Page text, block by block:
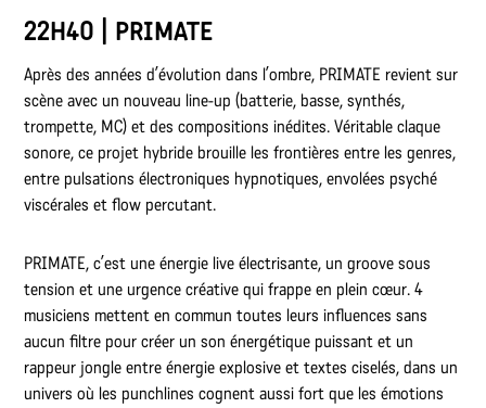
22H40 | PRIMATE
Après des années d’évolution dans l’ombre, PRIMATE revient sur
scène avec un nouveau line-up (batterie, basse, synthés,
trompette, MC) et des compositions inédites. Véritable claque
sonore, ce projet hybride brouille les frontières entre les genres,
entre pulsations électroniques hypnotiques, envolées psyché
viscérales et flow percutant.
PRIMATE, c’est une énergie live électrisante, un groove sous
tension et une urgence créative qui frappe en plein cœur. 4
musiciens mettent en commun toutes leurs influences sans
aucun filtre pour créer un son énergétique puissant et un
rappeur jongle entre énergie explosive et textes ciselés, dans un
univers où les punchlines cognent aussi fort que les émotions